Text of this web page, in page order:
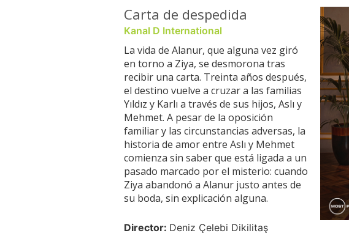
Carta de despedida
Kanal D International
La vida de Alanur, que alguna vez giró
en torno a Ziya, se desmorona tras
recibir una carta. Treinta años después,
el destino vuelve a cruzar a las familias
Yıldız y Karlı a través de sus hijos, Aslı y
Mehmet. A pesar de la oposición
familiar y las circunstancias adversas, la
historia de amor entre Aslı y Mehmet
comienza sin saber que está ligada a un
pasado marcado por el misterio: cuando
Ziya abandonó a Alanur justo antes de
su boda, sin explicación alguna.
Director: Deniz Çelebi Dikilitaş